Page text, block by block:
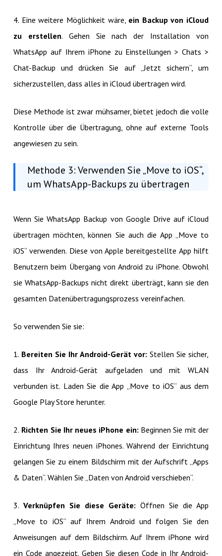
4. Eine weitere Möglichkeit wäre, ein Backup von iCloud
zu erstellen. Gehen Sie nach der Installation von
WhatsApp auf Ihrem iPhone zu Einstellungen > Chats >
Chat-Backup und drücken Sie auf „Jetzt sichern“, um
sicherzustellen, dass alles in iCloud übertragen wird.
Diese Methode ist zwar mühsamer, bietet jedoch die volle
Kontrolle über die Übertragung, ohne auf externe Tools
angewiesen zu sein.
Methode 3: Verwenden Sie „Move to iOS“,
um WhatsApp-Backups zu übertragen
Wenn Sie WhatsApp Backup von Google Drive auf iCloud
übertragen möchten, können Sie auch die App „Move to
iOS“ verwenden. Diese von Apple bereitgestellte App hilft
Benutzern beim Übergang von Android zu iPhone. Obwohl
sie WhatsApp-Backups nicht direkt überträgt, kann sie den
gesamten Datenübertragungsprozess vereinfachen.
So verwenden Sie sie:
1. Bereiten Sie Ihr Android-Gerät vor:Stellen Sie sicher,
dass Ihr Android-Gerät aufgeladen und mit WLAN
verbunden ist. Laden Sie die App „Move to iOS“ aus dem
Google Play Store herunter.
2. Richten Sie Ihr neues iPhone ein: Beginnen Sie mit der
Einrichtung Ihres neuen iPhones. Während der Einrichtung
gelangen Sie zu einem Bildschirm mit der Aufschrift „Apps
& Daten“. Wählen Sie „Daten von Android verschieben“.
3. Verknüpfen Sie diese Geräte:Öffnen Sie die App
„Move to iOS“ auf Ihrem Android und folgen Sie den
Anweisungen auf dem Bildschirm. Auf Ihrem iPhone wird
ein Code angezeigt. Geben Sie diesen Code in Ihr Android-